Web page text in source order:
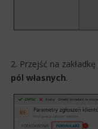
2.​​​​​ Przejść na zakładkę
pól własnych.